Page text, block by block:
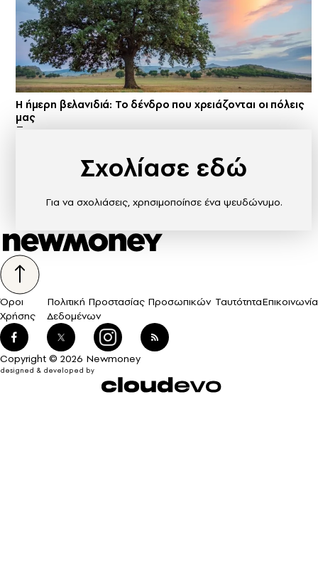
Η ήμερη βελανιδιά: Το δένδρο που χρειάζονται οι πόλεις
μας
Σχολίασε εδώ
Για να σχολιάσεις, χρησιμοποίησε ένα ψευδώνυμο.
Όροι
Χρήσης
Πολιτική Προστασίας Προσωπικών
Δεδομένων
ΤαυτότηταΕπικοινωνία
Copyright © 2026 Newmoney
designed & developed by